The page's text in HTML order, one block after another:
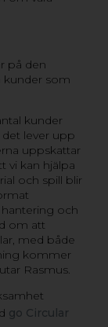
på den
kunder som
kunder
det lever upp
uppskattar
vi kan hjälpa
och spill blir
och
om att
med både
kommer
Rasmus.
go Circular